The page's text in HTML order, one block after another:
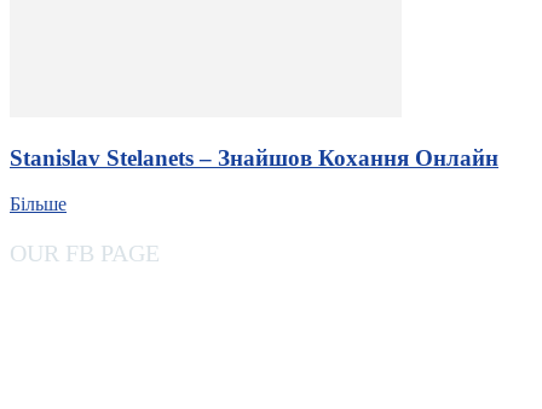
Stanislav Stelanets – Знайшов Кохання Онлайн
Більше
OUR FB PAGE